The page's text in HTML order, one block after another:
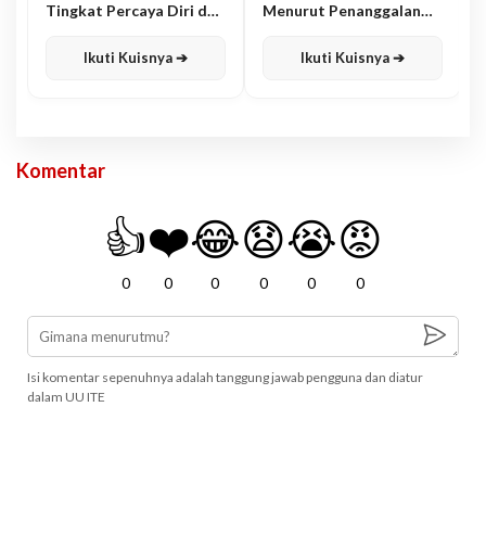
Tingkat Percaya Diri dan
Ikuti Kuisnya ➔
Menurut Penanggalan
Ikuti Kuisnya ➔
Komentar
👍
0
❤️
0
😂
0
😧
0
😭
0
😡
0
Isi komentar sepenuhnya adalah tanggung jawab pengguna dan diatur
dalam UU ITE